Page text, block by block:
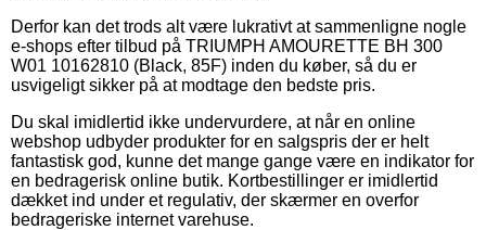
Derfor kan det trods alt være lukrativt at sammenligne nogle
e-shops efter tilbud på TRIUMPH AMOURETTE BH 300
W01 10162810 (Black, 85F) inden du køber, så du er
usvigeligt sikker på at modtage den bedste pris.
Du skal imidlertid ikke undervurdere, at når en online
webshop udbyder produkter for en salgspris der er helt
fantastisk god, kunne det mange gange være en indikator for
en bedragerisk online butik. Kortbestillinger er imidlertid
dækket ind under et regulativ, der skærmer en overfor
bedrageriske internet varehuse.